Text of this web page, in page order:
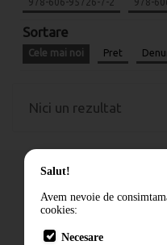
Sortare
Cele mai noi Pret
Nici un rezultat
Cum comand
Livrare
Salut!
Avem nevoie de
cookies:
Necesare